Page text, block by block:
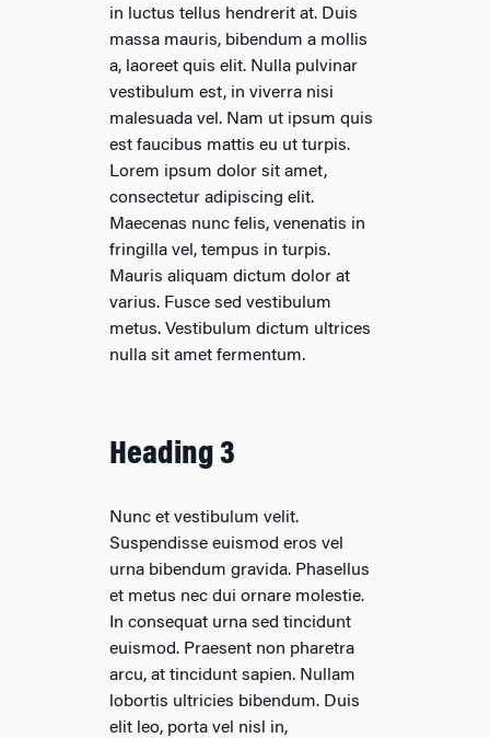
in luctus tellus hendrerit at. Duis
massa mauris, bibendum a mollis
a, laoreet quis elit. Nulla pulvinar
vestibulum est, in viverra nisi
malesuada vel. Nam ut ipsum quis
est faucibus mattis eu ut turpis.
Lorem ipsum dolor sit amet,
consectetur adipiscing elit.
Maecenas nunc felis, venenatis in
fringilla vel, tempus in turpis.
Mauris aliquam dictum dolor at
varius. Fusce sed vestibulum
metus. Vestibulum dictum ultrices
nulla sit amet fermentum.
Heading 3
Nunc et vestibulum velit.
Suspendisse euismod eros vel
urna bibendum gravida. Phasellus
et metus nec dui ornare molestie.
In consequat urna sed tincidunt
euismod. Praesent non pharetra
arcu, at tincidunt sapien. Nullam
lobortis ultricies bibendum. Duis
elit leo, porta vel nisl in,